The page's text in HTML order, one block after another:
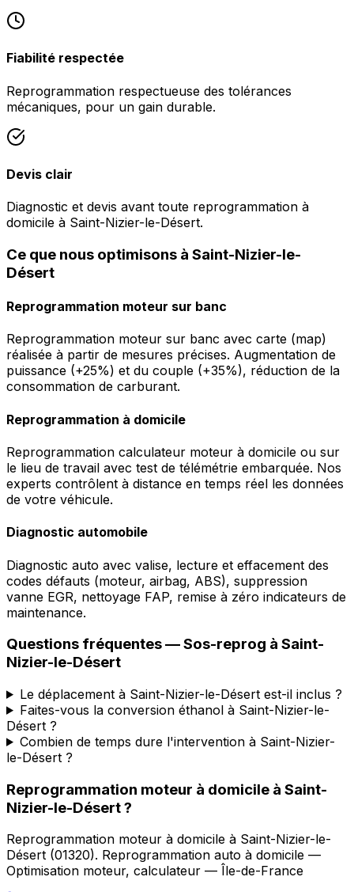
Fiabilité respectée
Reprogrammation respectueuse des tolérances
mécaniques, pour un gain durable.
Devis clair
Diagnostic et devis avant toute reprogrammation à
domicile à Saint-Nizier-le-Désert.
Ce que nous optimisons à Saint-Nizier-le-
Désert
Reprogrammation moteur sur banc
Reprogrammation moteur sur banc avec carte (map)
réalisée à partir de mesures précises. Augmentation de
puissance (+25%) et du couple (+35%), réduction de la
consommation de carburant.
Reprogrammation à domicile
Reprogrammation calculateur moteur à domicile ou sur
le lieu de travail avec test de télémétrie embarquée. Nos
experts contrôlent à distance en temps réel les données
de votre véhicule.
Diagnostic automobile
Diagnostic auto avec valise, lecture et effacement des
codes défauts (moteur, airbag, ABS), suppression
vanne EGR, nettoyage FAP, remise à zéro indicateurs de
maintenance.
Questions fréquentes —Sos-reprog à Saint-
Nizier-le-Désert
Le déplacement à Saint-Nizier-le-Désert est-il inclus ?
Faites-vous la conversion éthanol à Saint-Nizier-le-
Désert ?
Combien de temps dure l'intervention à Saint-Nizier-
le-Désert ?
Reprogrammation moteur à domicile à Saint-
Nizier-le-Désert?
Reprogrammation moteur à domicile à Saint-Nizier-le-
Désert (01320). Reprogrammation auto à domicile —
Optimisation moteur, calculateur — Île-de-France